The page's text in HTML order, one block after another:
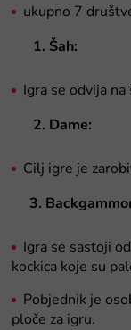
ukupno 7
1. Šah:
Igra se odvija
2. Dame:
Cilj igre je
3.
Igra se sastoji
kockica koje su
Pobjednik je
ploče za igru.